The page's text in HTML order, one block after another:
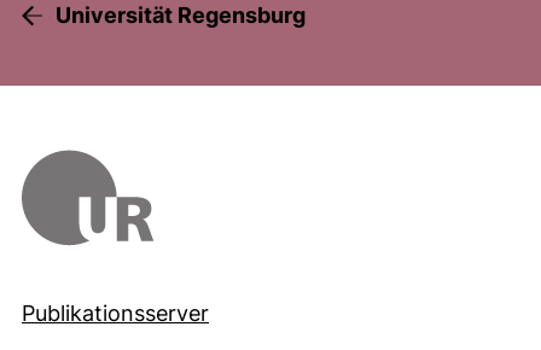
Universität Regensburg
Publikationsserver